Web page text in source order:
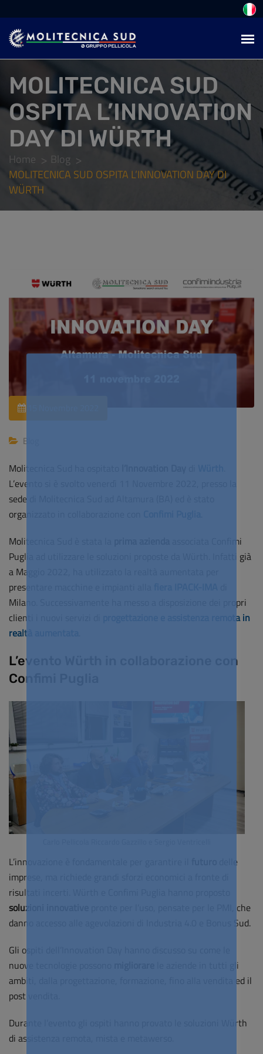
MOLITECNICA SUD
OSPITA L’INNOVATION
DAY DI WÜRTH
Home
Blog
MOLITECNICA SUD OSPITA L’INNOVATION DAY DI
WÜRTH
Blog
Molitecnica Sud ha ospitato
L’evento si è svolto venerdì 11 Novembre 2022, presso la
sede di Molitecnica Sud ad Altamura (BA) ed è stato
organizzato in collaborazione con
Molitecnica Sud è stata la
associata Confimi
Puglia ad utilizzare le soluzioni proposte da Würth. Infatti già
a Maggio 2022, ha utilizzato la realtà aumentata per
presentare macchine e impianti alla
Milano. Successivamente ha messo a disposizione dei propri
clienti i nuovi servizi di
progettazione e assistenza remota in
realtà aumentata
L’evento Würth in collaborazione con
Confimi Puglia
L’innovazione è fondamentale per garantire il
delle
imprese, ma richiede grandi sforzi economici a fronte di
risultati incerti. Würth e Confimi Puglia hanno proposto
soluzioni innovative
pronte per l’uso, pensate per le PMI, che
danno accesso alle agevolazioni di Industria 4.0 e Bonus Sud.
Gli ospiti dell’Innovation Day hanno discusso su come le
nuove tecnologie possono
le aziende in tutti gli
ambiti, dalla progettazione, formazione, fino alla vendita ed il
post vendita.
Durante l’evento gli ospiti hanno provato le soluzioni Würth
di assistenza remota, mista e metawerso.